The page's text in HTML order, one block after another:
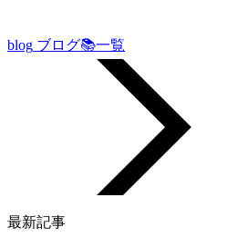
blog ブログ📚一覧
最新記事